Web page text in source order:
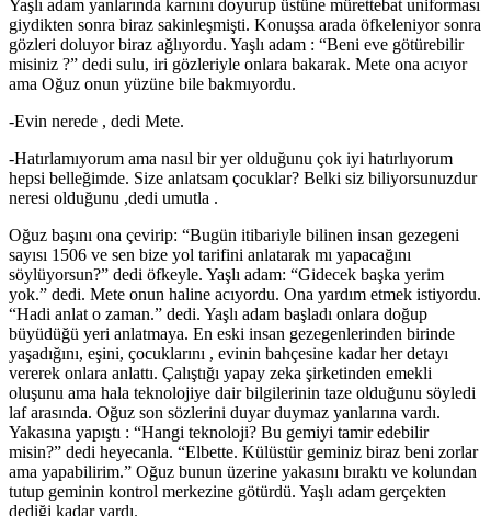
Yaşlı adam yanlarında karnını doyurup üstüne mürettebat uniforması
giydikten sonra biraz sakinleşmişti. Konuşsa arada öfkeleniyor sonra
gözleri doluyor biraz ağlıyordu. Yaşlı adam : “Beni eve götürebilir
misiniz ?” dedi sulu, iri gözleriyle onlara bakarak. Mete ona acıyor
ama Oğuz onun yüzüne bile bakmıyordu.
-Evin nerede , dedi Mete.
-Hatırlamıyorum ama nasıl bir yer olduğunu çok iyi hatırlıyorum
hepsi belleğimde. Size anlatsam çocuklar? Belki siz biliyorsunuzdur
neresi olduğunu ,dedi umutla .
Oğuz başını ona çevirip: “Bugün itibariyle bilinen insan gezegeni
sayısı 1506 ve sen bize yol tarifini anlatarak mı yapacağını
söylüyorsun?” dedi öfkeyle. Yaşlı adam: “Gidecek başka yerim
yok.” dedi. Mete onun haline acıyordu. Ona yardım etmek istiyordu.
“Hadi anlat o zaman.” dedi. Yaşlı adam başladı onlara doğup
büyüdüğü yeri anlatmaya. En eski insan gezegenlerinden birinde
yaşadığını, eşini, çocuklarını , evinin bahçesine kadar her detayı
vererek onlara anlattı. Çalıştığı yapay zeka şirketinden emekli
oluşunu ama hala teknolojiye dair bilgilerinin taze olduğunu söyledi
laf arasında. Oğuz son sözlerini duyar duymaz yanlarına vardı.
Yakasına yapıştı : “Hangi teknoloji? Bu gemiyi tamir edebilir
misin?” dedi heyecanla. “Elbette. Külüstür geminiz biraz beni zorlar
ama yapabilirim.” Oğuz bunun üzerine yakasını bıraktı ve kolundan
tutup geminin kontrol merkezine götürdü. Yaşlı adam gerçekten
dediği kadar vardı.